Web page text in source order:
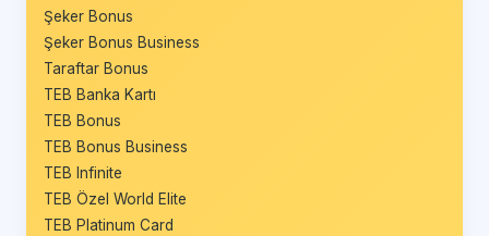
Şeker Bonus
Şeker Bonus Business
Taraftar Bonus
TEB Banka Kartı
TEB Bonus
TEB Bonus Business
TEB Infinite
TEB Özel World Elite
TEB Platinum Card